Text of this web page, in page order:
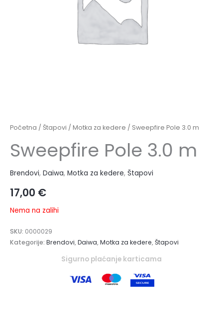
Početna / Štapovi / Motka za kedere / Sweepfire Pole 3.0 m
Sweepfire Pole 3.0 m
Brendovi, Daiwa, Motka za kedere, Štapovi
17,00 €
Nema na zalihi
SKU: 0000029
Kategorije: Brendovi,Daiwa,Motka za kedere,Štapovi
Sigurno plaćanje karticama